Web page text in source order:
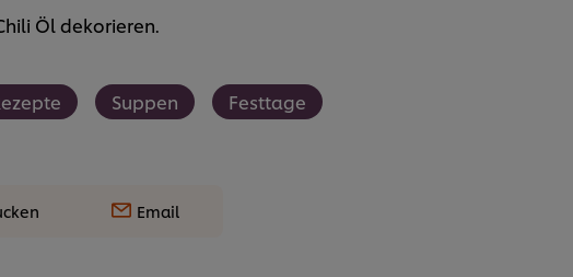
Öl dekorieren.
Suppen Festtage
Email